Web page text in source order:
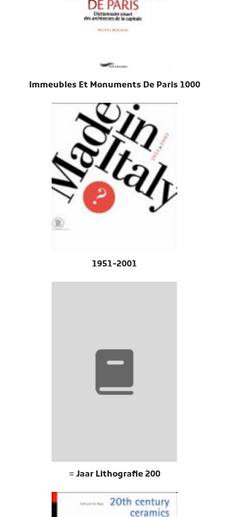
1000 Immeubles Et Monuments De Paris
1951-2001
200 Jaar Lithografie =